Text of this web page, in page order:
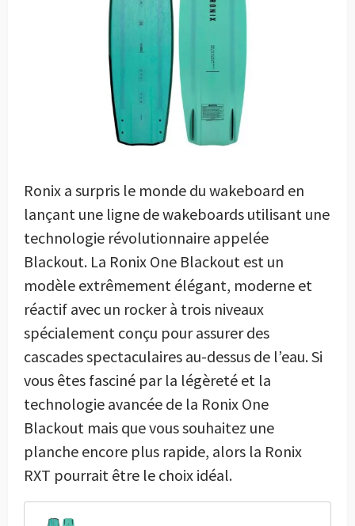
Ronix a surpris le monde du wakeboard en
lançant une ligne de wakeboards utilisant une
technologie révolutionnaire appelée
Blackout. La Ronix One Blackout est un
modèle extrêmement élégant, moderne et
réactif avec un rocker à trois niveaux
spécialement conçu pour assurer des
cascades spectaculaires au-dessus de l’eau. Si
vous êtes fasciné par la légèreté et la
technologie avancée de la Ronix One
Blackout mais que vous souhaitez une
planche encore plus rapide, alors la Ronix
RXT pourrait être le choix idéal.